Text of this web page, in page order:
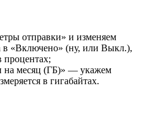
отправки» и изменяем
в «Включено» (ну, или Выкл.),
процентах;
на месяц (ГБ)» — укажем
в гигабайтах.